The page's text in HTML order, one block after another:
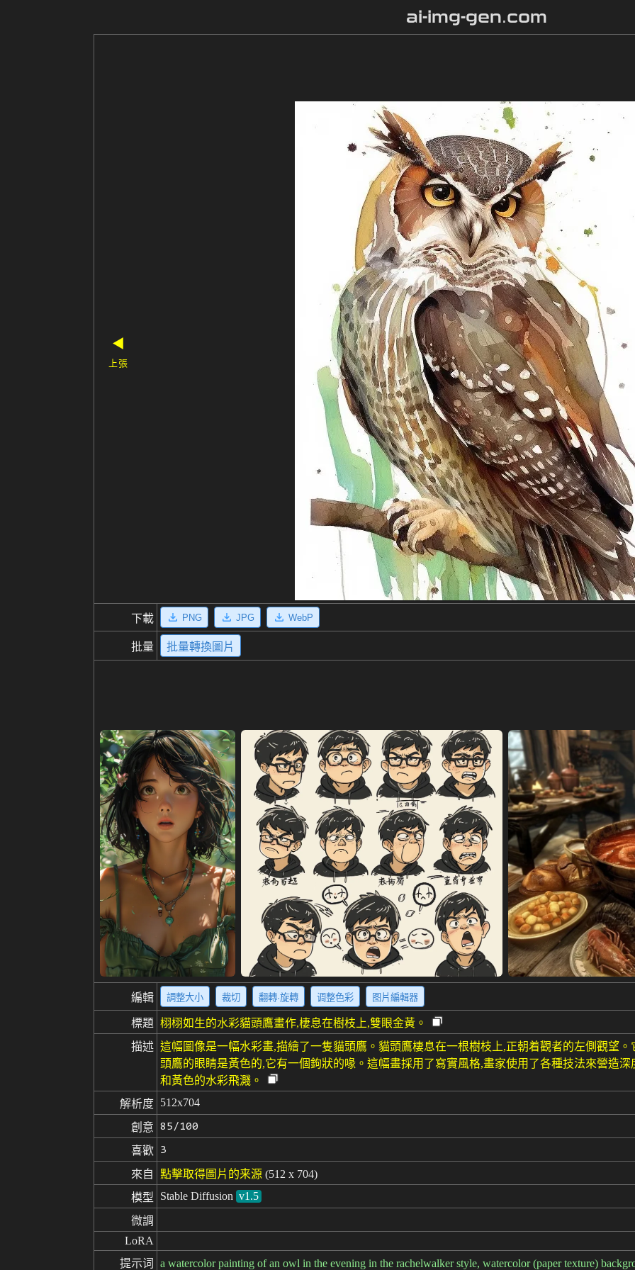
ai-img-gen.com
◀
上張
下載 PNG JPG WebP
批量 批量轉換圖片
編輯 調整大小 裁切 翻轉·旋轉 调整色彩 图片編輯器
標題 栩栩如生的水彩貓頭鷹畫作,棲息在樹枝上,雙眼金黃。
描述 這幅圖像是一幅水彩畫,描繪了一隻貓頭鷹。貓頭鷹棲息在一根樹枝上,正朝着觀者的左側觀望
頭鷹的眼睛是黃色的,它有一個鉤狀的喙。這幅畫採用了寫實風格,畫家使用了各種技法來營造
和黃色的水彩飛濺。
解析度 512x704
創意 85/100
喜歡 3
來自 點擊取得圖片的来源 (512 x 704)
模型
Stable Diffusion v1.5
微調
LoRA
提示词
a watercolor painting of an owl in the evening in the rachelwalker style, watercolor (paper texture)